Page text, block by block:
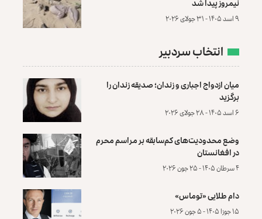
۹ اسد ۱۴۰۵ - ۳۱ جولای ۲۰۲۶
انتخاب سردبیر
میان ازدواج اجباری و زندان؛ صدیقه زندان را
برگزید
۶ اسد ۱۴۰۵ - ۲۸ جولای ۲۰۲۶
وضع محدودیت‌های کم‌سابقه بر مراسم محرم
در افغانستان
۴ سرطان ۱۴۰۵ - ۲۵ جون ۲۰۲۶
دام طلایی «توماس»
۱۵ جوزا ۱۴۰۵ - ۵ جون ۲۰۲۶